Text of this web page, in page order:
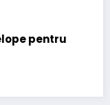
Lars